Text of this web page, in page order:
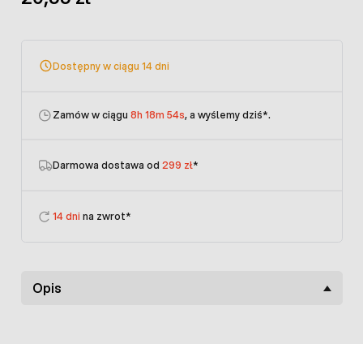
Dostępny w ciągu 14 dni
Zamów w ciągu 8h 18m 54s, a wyślemy dziś*.
Darmowa dostawa od 299 zł*
14 dni na zwrot*
Opis